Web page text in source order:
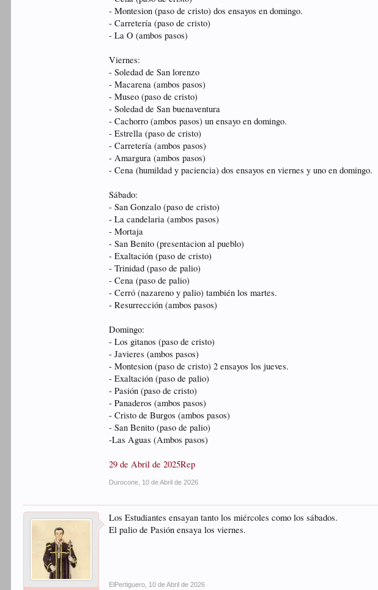
- Montesion (paso de cristo) dos ensayos en domingo.
- Carretería (paso de cristo)
- La O (ambos pasos)
Viernes:
- Soledad de San lorenzo
- Macarena (ambos pasos)
- Museo (paso de cristo)
- Soledad de San buenaventura
- Cachorro (ambos pasos) un ensayo en domingo.
- Estrella (paso de cristo)
- Carretería (ambos pasos)
- Amargura (ambos pasos)
- Cena (humildad y paciencia) dos ensayos en viernes y uno en domingo.
Sábado:
- San Gonzalo (paso de cristo)
- La candelaria (ambos pasos)
- Mortaja
- San Benito (presentacion al pueblo)
- Exaltación (paso de cristo)
- Trinidad (paso de palio)
- Cena (paso de palio)
- Cerró (nazareno y palio) también los martes.
- Resurrección (ambos pasos)
Domingo:
- Los gitanos (paso de cristo)
- Javieres (ambos pasos)
- Montesion (paso de cristo) 2 ensayos los jueves.
- Exaltación (paso de palio)
- Pasión (paso de cristo)
- Panaderos (ambos pasos)
- Cristo de Burgos (ambos pasos)
- San Benito (paso de palio)
-Las Aguas (Ambos pasos)
29 de Abril de 2025Rep
Durocone 10 de Abril de 2026
Los Estudiantes ensayan tanto los miércoles como los sábados.
El palio de Pasión ensaya los viernes.
ElPertiguero 10 de Abril de 2026